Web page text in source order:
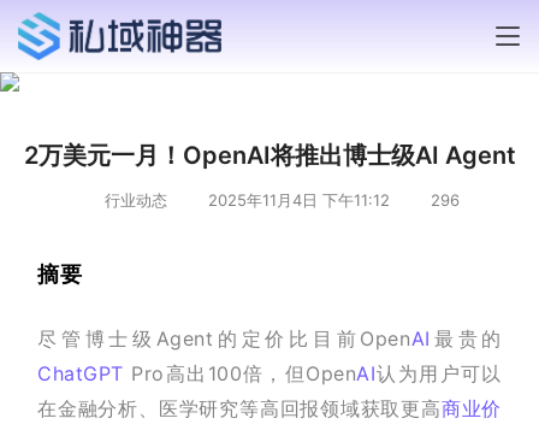
2万美元一月！OpenAI将推出博士级AI Agent
行业动态 2025年11月4日 下午11:12 296
摘要
尽管博士级Agent的定价比目前OpenAI 最贵的
ChatGPT Pro高出100倍，但OpenAI认为用户可以
在金融分析、医学研究等高回报领域获取更高商业价